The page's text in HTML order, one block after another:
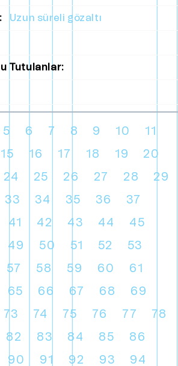
Uzun süreli gözaltı
Tutulanlar:
5 6 7 8 9 10
11
15 16 17 18 19
20
24 25 26 27 28
29
33 34 35 36
37
41 42 43 44
45
49 50 51 52
53
57 58 59 60
61
65 66 67 68
69
73 74 75 76 77
78
82 83 84 85
86
90 91 92 93
94